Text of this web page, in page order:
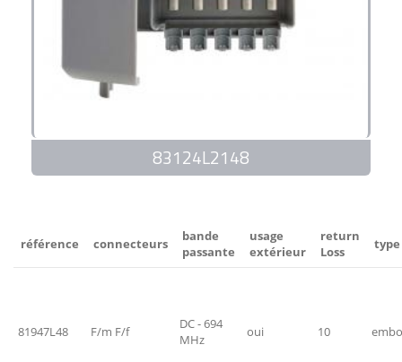
83124L2148
référence connecteurs
bande
passante
usage
extérieur
return
Loss
type
81947L48 F/m F/f
DC - 694
MHz
oui 10